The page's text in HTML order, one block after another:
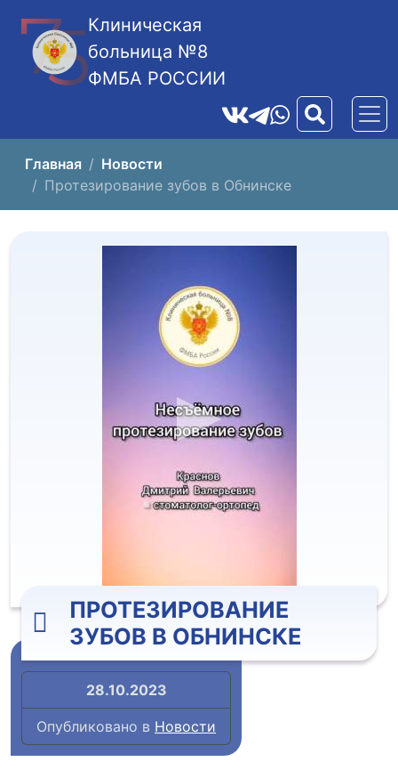
Клиническая
больница №8
ФМБА РОССИИ
Главная
Новости
Протезирование зубов в Обнинске
ПРОТЕЗИРОВАНИЕ
ЗУБОВ В ОБНИНСКЕ
28.10.2023
Опубликовано в Новости